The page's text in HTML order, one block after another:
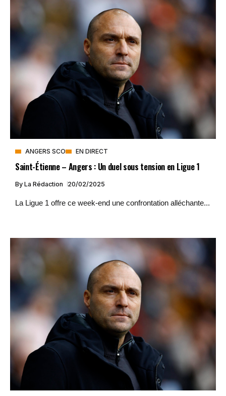
ANGERS SCO EN DIRECT
Saint-Étienne – Angers : Un duel sous tension en Ligue 1
By La Rédaction 20/02/2025
La Ligue 1 offre ce week-end une confrontation alléchante...